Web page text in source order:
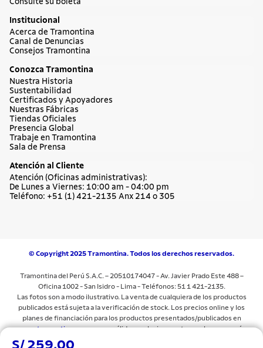
S/ 259.00
Consulte su boleta
Institucional
Acerca de Tramontina
Canal de Denuncias
Consejos Tramontina
Conozca Tramontina
Nuestra Historia
Sustentabilidad
Certificados y Apoyadores
Nuestras Fábricas
Tiendas Oficiales
Presencia Global
Trabaje en Tramontina
Sala de Prensa
Atención al Cliente
Atención (Oficinas administrativas):
De Lunes a Viernes: 10:00 am - 04:00 pm
Teléfono: +51 (1) 421-2135 Anx 214 o 305
© Copyright 2025 Tramontina. Todos los derechos reservados.
Tramontina del Perú S.A.C. – 20510174047 - Av. Javier Prado Este 488 –
Oficina 1002 - San Isidro - Lima - Teléfonos: 51 1 421-2135.
Las fotos son a modo ilustrativo. La venta de cualquiera de los productos
publicados está sujeta a la verificación de stock. Los precios online y los
planes de financiación para los productos presentados/publicados en
www.tramontina.com.peson válidos exclusivamente para la compra vía
internet en las páginas antes mencionadas. Las especificaciones técnicas y